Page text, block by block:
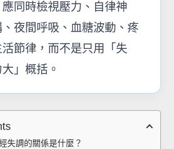
同時檢視壓力、自律神
夜間呼吸、血糖波動、疼
節律，而不是只用「失
」概括。
失調的關係是什麼？